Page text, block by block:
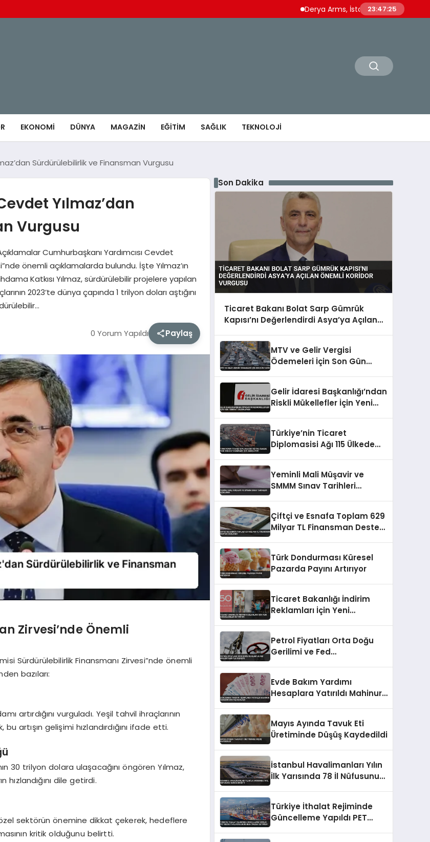
Derya Arms, İstanbul Prohunt 2026’da
23:47:26
EKONOMI DÜNYA MAGAZIN EĞITIM SAĞLIK TEKNOLOJI
Sürdürülebilirlik ve Finansman Vurgusu
Yılmaz’dan
Vurgusu
Cumhurbaşkanı Yardımcısı Cevdet
önemli açıklamalarda bulundu. İşte Yılmaz’ın
Katkısı Yılmaz, sürdürülebilir projelere yapılan
2023’te dünya çapında 1 trilyon doları aştığını
0 Yorum Yapıldı Paylaş
Zirvesi’nde Önemli
Sürdürülebilirlik Finansmanı Zirvesi”nde önemli
bazıları:
artırdığını vurguladı. Yeşil tahvil ihraçlarının
artışın gelişimi hızlandırdığını ifade etti.
30 trilyon dolara ulaşacağını öngören Yılmaz,
hızlandığını dile getirdi.
sektörün önemine dikkat çekerek, hedeflere
kritik olduğunu belirtti.
Son Dakika
Ticaret Bakanı Bolat Sarp Gümrük
Kapısı’nı Değerlendirdi Asya’ya Açılan
MTV ve Gelir Vergisi
Ödemeleri İçin Son Gün
Gelir İdaresi Başkanlığı’ndan
Riskli Mükellefler İçin Yeni
Türkiye’nin Ticaret
Diplomasisi Ağı 115 Ülkede
Yeminli Mali Müşavir ve
SMMM Sınav Tarihleri
Çiftçi ve Esnafa Toplam 629
Milyar TL Finansman Desteği
Türk Dondurması Küresel
Pazarda Payını Artırıyor
Ticaret Bakanlığı İndirim
Reklamları İçin Yeni
Petrol Fiyatları Orta Doğu
Gerilimi ve Fed
Evde Bakım Yardımı
Hesaplara Yatırıldı Mahinur
Mayıs Ayında Tavuk Eti
Üretiminde Düşüş Kaydedildi
İstanbul Havalimanları Yılın
İlk Yarısında 78 İl Nüfusunu
Türkiye İthalat Rejiminde
Güncelleme Yapıldı PET